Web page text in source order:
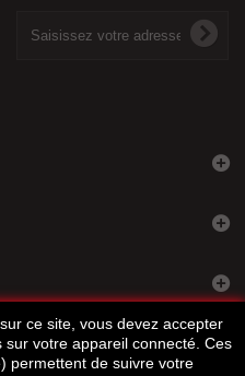
ce site, vous devez accepter
sur votre appareil connecté. Ces
permettent de suivre votre